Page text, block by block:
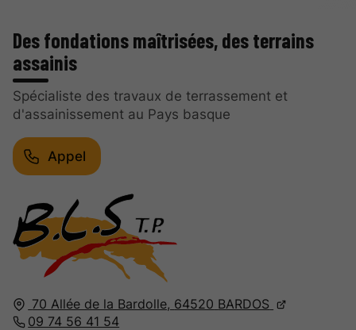
70 Allée de la Bardolle, 64520 BARDOS
09 74 56 41 54
Des fondations maîtrisées, des terrains
assainis
Spécialiste des travaux de terrassement et
d'assainissement au Pays basque
Appel